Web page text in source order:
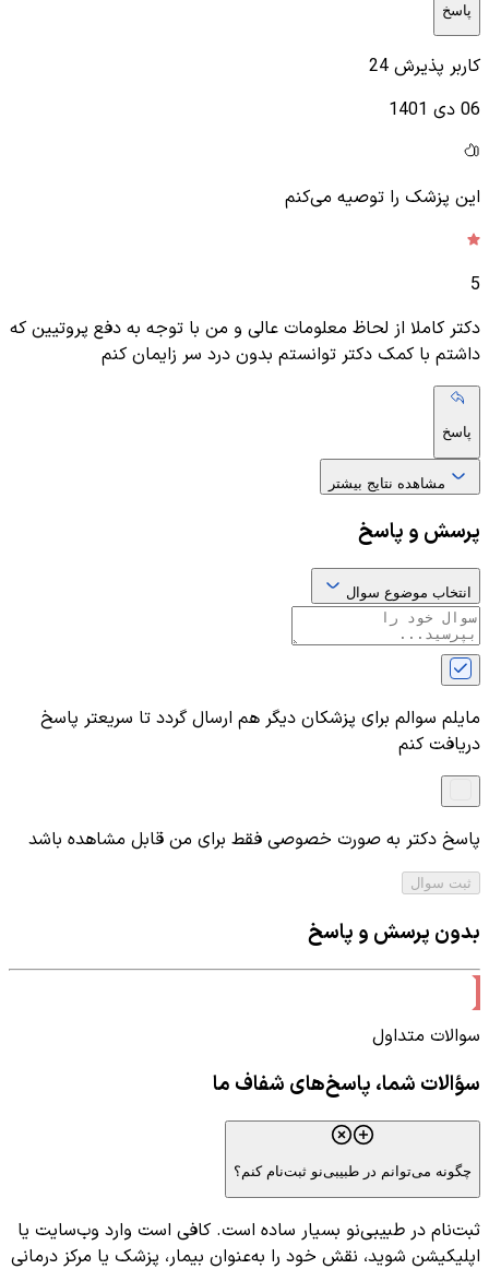
پاسخ
کاربر پذیرش 24
06 دی 1401
این پزشک را توصیه می‌کنم
5
دکتر کاملا از لحاظ معلومات عالی و من با توجه به دفع پروتیین که
داشتم با کمک دکتر توانستم بدون درد سر زایمان کنم
پاسخ
مشاهده نتایج بیشتر
پرسش و پاسخ
انتخاب موضوع سوال
مایلم سوالم برای پزشکان دیگر هم ارسال گردد تا سریعتر پاسخ
دریافت کنم
پاسخ دکتر به صورت خصوصی فقط برای من قابل مشاهده باشد
ثبت سوال
بدون پرسش و پاسخ
سوالات متداول
سؤالات شما، پاسخ‌های شفاف ما
چگونه می‌توانم در طبیبی‌نو ثبت‌نام کنم؟
ثبت‌نام در طبیبی‌نو بسیار ساده است. کافی است وارد وب‌سایت یا
اپلیکیشن شوید، نقش خود را به‌عنوان بیمار، پزشک یا مرکز درمانی